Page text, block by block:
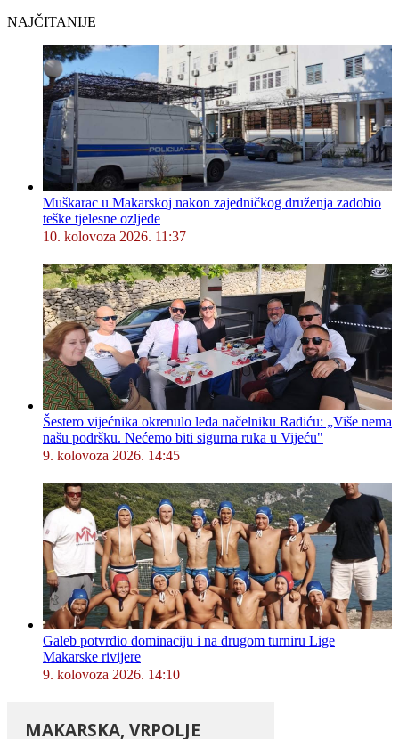
NAJČITANIJE
Muškarac u Makarskoj nakon zajedničkog druženja zadobio
teške tjelesne ozljede
10. kolovoza 2026. 11:37
Šestero vijećnika okrenulo leđa načelniku Radiću: „Više nema
našu podršku. Nećemo biti sigurna ruka u Vijeću"
9. kolovoza 2026. 14:45
Galeb potvrdio dominaciju i na drugom turniru Lige
Makarske rivijere
9. kolovoza 2026. 14:10